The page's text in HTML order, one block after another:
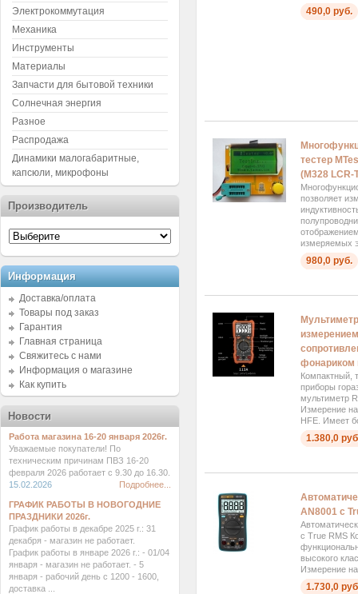
490,0 руб.
тестер
(M328 LCR-
позволяет
измеряемых
980,0 руб.
фонариком
Компактный,
приборы
мультиметр
Измерение
HFE. Имеет
1.380,0
AN8001 с
с True RMS
высокого
Измерение
1.730,0
Электрокоммутация
Механика
Инструменты
Материалы
Запчасти для бытовой техники
Солнечная энергия
Разное
Распродажа
Динамики малогабаритные,
капсюли, микрофоны
Производитель
Информация
Доставка/оплата
Товары под заказ
Гарантия
Главная страница
Свяжитесь с нами
Информация о магазине
Как купить
Новости
Работа магазина 16-20 января 2026г.
Уважаемые покупатели! По
техническим причинам ПВЗ 16-20
февраля 2026 работает с 9.30 до 16.30.
15.02.2026
Подробнее...
ГРАФИК РАБОТЫ В НОВОГОДНИЕ
ПРАЗДНИКИ 2026г.
График работы в декабре 2025 г.: 31
декабря - магазин не работает.
График работы в январе 2026 г.: - 01/04
января - магазин не работает. - 5
января - рабочий день с 1200 - 1600,
доставка ...